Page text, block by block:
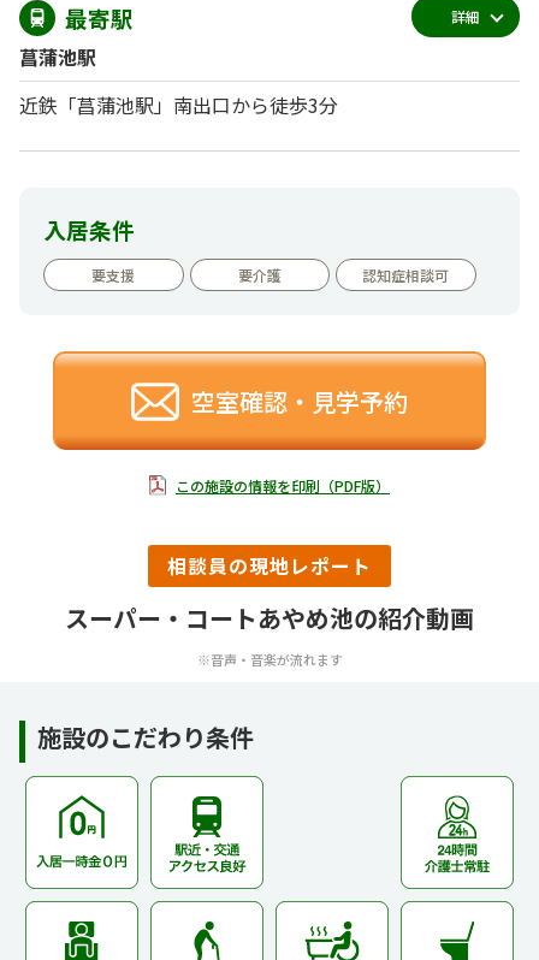
最寄駅
菖蒲池駅
近鉄「菖蒲池駅」南出口から徒歩3分
詳細
入居条件
要支援 要介護 認知症相談可
空室確認・見学予約
この施設の情報を印刷（PDF版）
相談員の現地レポート
スーパー・コートあやめ池の紹介動画
※音声・音楽が流れます
施設のこだわり条件